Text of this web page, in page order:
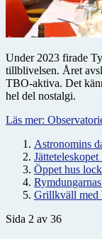
Under 2023 firade
tillblivelsen. Året
TBO-aktiva. Det
hel del nostalgi.
Läs mer:
Astronomins
Öppet hus
Grillkväll med
Sida 2 av 36